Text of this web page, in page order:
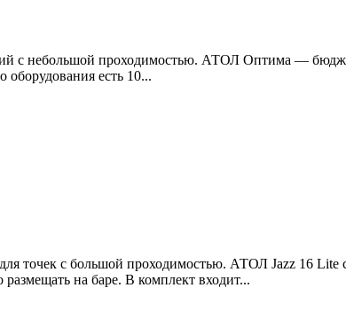
с небольшой проходимостью. АТОЛ Оптима —
есть 10...
точек с большой проходимостью. АТОЛ Jazz 16
на баре. В комплект входит...